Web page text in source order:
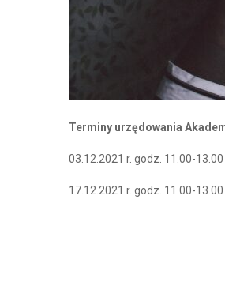
Terminy urzędowania
03.12.2021 r. godz. 11.00-13.00
17.12.2021 r. godz. 11.00-13.00